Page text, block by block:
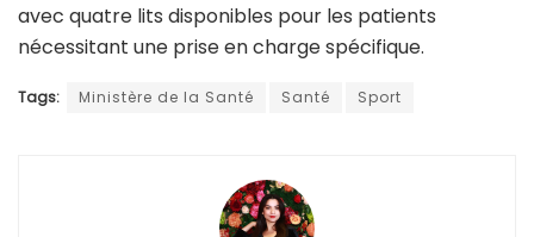
avec quatre lits disponibles pour les patients
nécessitant une prise en charge spécifique.
Tags: Ministère de la Santé Santé Sport